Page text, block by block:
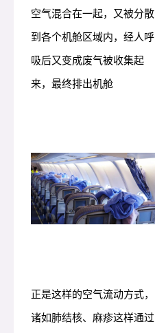
空气混合在一起，又被分散
到各个机舱区域内，经人呼
吸后又变成废气被收集起
来，最终排出机舱
正是这样的空气流动方式，
诸如肺结核、麻疹这样通过